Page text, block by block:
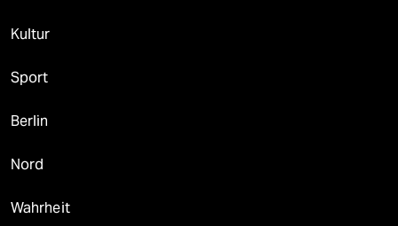
Kultur
Sport
Berlin
Nord
Wahrheit